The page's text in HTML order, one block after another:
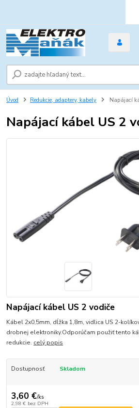
Úvod Redukcie, adaptery, kabely Napájací
Napájací kábel US 2
Napájací kábel US 2 vodiče
Kábel 2x0,5mm, dĺžka 1,8m, vidlica US 2-
drobnej elektroniky.Odporúčam použiť tento
redukcie. celý popis
Dostupnosť Skladom
3,60 €/ks
2,98 € bez DPH